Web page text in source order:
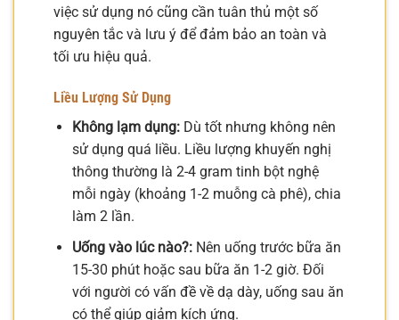
việc sử dụng nó cũng cần tuân thủ một số
nguyên tắc và lưu ý để đảm bảo an toàn và
tối ưu hiệu quả.
Liều Lượng Sử Dụng
Không lạm dụng:Dù tốt nhưng không nên
sử dụng quá liều. Liều lượng khuyến nghị
thông thường là 2-4 gram tinh bột nghệ
mỗi ngày (khoảng 1-2 muỗng cà phê), chia
làm 2 lần.
Uống vào lúc nào?:Nên uống trước bữa ăn
15-30 phút hoặc sau bữa ăn 1-2 giờ. Đối
với người có vấn đề về dạ dày, uống sau ăn
có thể giúp giảm kích ứng.